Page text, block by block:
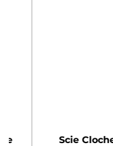
Scie Cloche